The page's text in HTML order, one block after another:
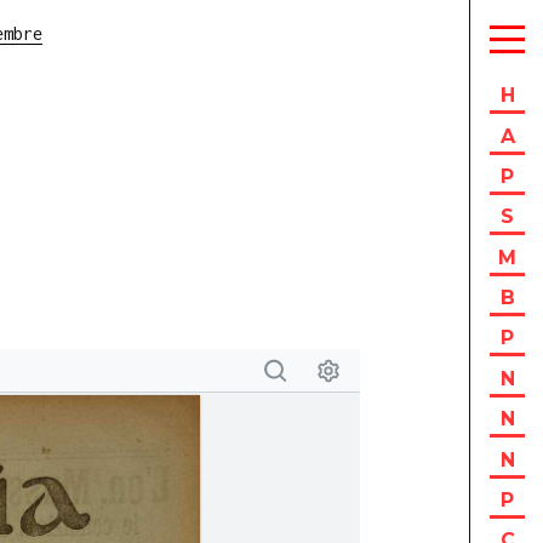
H
A
P
S
M
B
P
N
N
N
P